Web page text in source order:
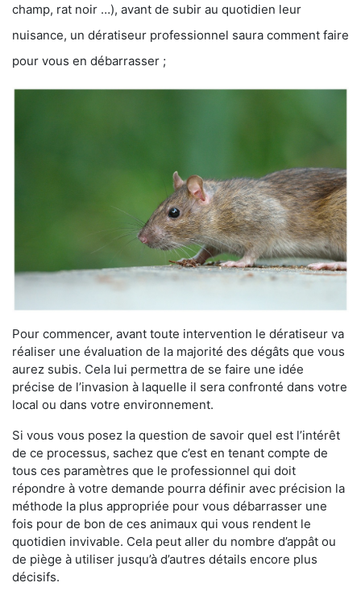
champ, rat noir …), avant de subir au quotidien leur
nuisance, un dératiseur professionnel saura comment faire
pour vous en débarrasser ;
Pour commencer, avant toute intervention le dératiseur va
réaliser une évaluation de la majorité des dégâts que vous
aurez subis. Cela lui permettra de se faire une idée
précise de l’invasion à laquelle il sera confronté dans votre
local ou dans votre environnement.
Si vous vous posez la question de savoir quel est l’intérêt
de ce processus, sachez que c’est en tenant compte de
tous ces paramètres que le professionnel qui doit
répondre à votre demande pourra définir avec précision la
méthode la plus appropriée pour vous débarrasser une
fois pour de bon de ces animaux qui vous rendent le
quotidien invivable. Cela peut aller du nombre d’appât ou
de piège à utiliser jusqu’à d’autres détails encore plus
décisifs.